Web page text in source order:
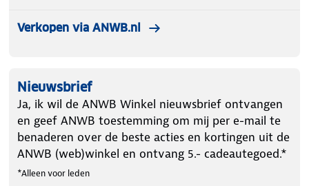
Verkopen via ANWB.nl
Nieuwsbrief
Ja, ik wil de ANWB Winkel nieuwsbrief ontvangen
en geef ANWB toestemming om mij per e-mail te
benaderen over de beste acties en kortingen uit de
ANWB (web)winkel en ontvang 5.- cadeautegoed.*
*Alleen voor leden